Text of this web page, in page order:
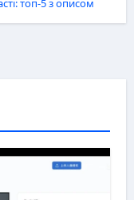
топ-5 з описом